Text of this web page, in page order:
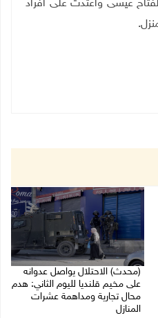
عيسى واعتدت على أفراد
(محدث) الاحتلال يواصل عدوانه
على مخيم قلنديا لليوم الثاني: هدم
محال تجارية ومداهمة عشرات
المنازل